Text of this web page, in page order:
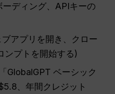
ディング、APIキーの
ブアプリを開き、クロー
ンプトを開始する)
「GlobalGPT ベーシック
、年間クレジット